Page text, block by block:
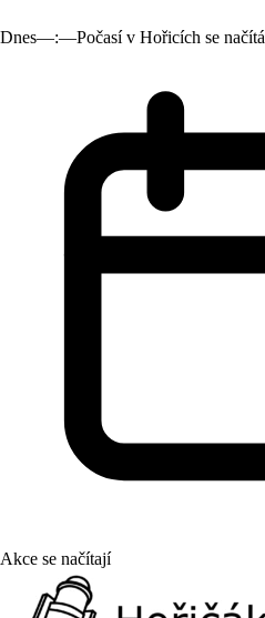
Dnes—:—Počasí v Hořicích se načítá
Akce se načítají